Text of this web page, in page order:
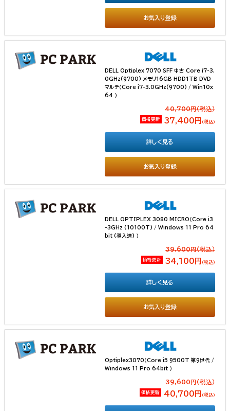
お気入り登録
DELL Optiplex 7070 SFF 中古 Core i7-3.
0GHz(9700) メモリ16GB HDD1TB DVD
マルチ（Core i7-3.0GHz(9700) / Win10x
64 ）
40,700円(税込）
価格更新 37,400円 （税込）
お気入り登録
詳しく見る
DELL OPTIPLEX 3080 MICRO（Core i3
-3GHz (10100T) / Windows 11 Pro 64
bit (導入済) ）
39,600円(税込）
価格更新 34,100円 （税込）
お気入り登録
詳しく見る
Optiplex3070（Core i5 9500T 第9世代 /
Windows 11 Pro 64bit ）
39,600円(税込）
価格更新 40,700円 （税込）